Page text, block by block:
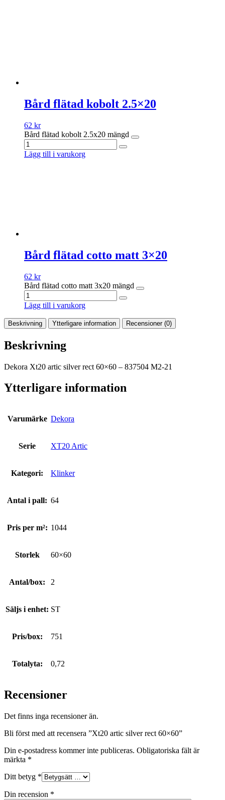
Bård flätad kobolt 2.5×20
62 kr
Bård flätad kobolt 2.5x20 mängd
Lägg till i varukorg
Bård flätad cotto matt 3×20
62 kr
Bård flätad cotto matt 3x20 mängd
Lägg till i varukorg
Beskrivning Ytterligare information Recensioner (0)
Beskrivning
Dekora Xt20 artic silver rect 60×60 – 837504 M2-21
Ytterligare information
Varumärke Dekora
Serie XT20 Artic
Kategori: Klinker
Antal i pall: 64
Pris per m²: 1044
Storlek 60×60
Antal/box: 2
Säljs i enhet: ST
Pris/box: 751
Totalyta: 0,72
Recensioner
Det finns inga recensioner än.
Bli först med att recensera ”Xt20 artic silver rect 60×60”
Din e-postadress kommer inte publiceras. Obligatoriska fält är
märkta *
Ditt betyg *
Din recension *